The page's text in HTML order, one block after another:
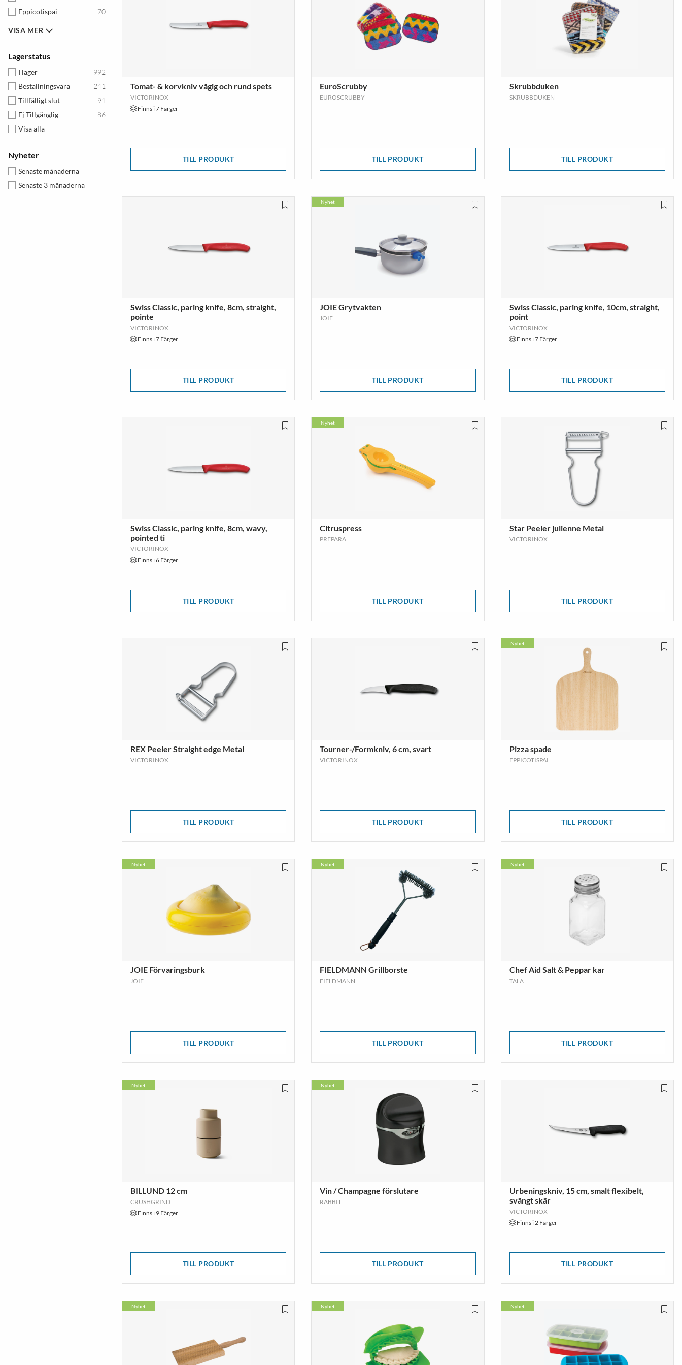
Eppicotispai
70
JOIE
IGENIETTI
38
ADE
35
BARISTA
24
Chef'sChoice
24
LAMART
OLIPAC
ECOLunchbox
Excalibur
VISA MER
Lagerstatus
I lager
992
Beställningsvara
241
Tillfälligt slut
91
Ej Tillgänglig
86
Visa alla
Nyheter
Senaste månaderna
Senaste 3 månaderna
Tomat- & korvkniv vågig och rund spets
VICTORINOX
Finns i 7 Färger
TILL PRODUKT
EuroScrubby
EUROSCRUBBY
TILL PRODUKT
Skrubbduken
SKRUBBDUKEN
TILL PRODUKT
Swiss Classic, paring knife, 8cm, straight,
pointe
VICTORINOX
Finns i 7 Färger
TILL PRODUKT
Nyhet
JOIE Grytvakten
JOIE
TILL PRODUKT
Swiss Classic, paring knife, 10cm, straight,
point
VICTORINOX
Finns i 7 Färger
TILL PRODUKT
Swiss Classic, paring knife, 8cm, wavy,
pointed ti
VICTORINOX
Finns i 6 Färger
TILL PRODUKT
Nyhet
Citruspress
PREPARA
TILL PRODUKT
Star Peeler julienne Metal
VICTORINOX
TILL PRODUKT
REX Peeler Straight edge Metal
VICTORINOX
TILL PRODUKT
Tourner-/Formkniv, 6 cm, svart
VICTORINOX
TILL PRODUKT
Nyhet
Pizza spade
EPPICOTISPAI
TILL PRODUKT
Nyhet
JOIE Förvaringsburk
JOIE
TILL PRODUKT
Nyhet
FIELDMANN Grillborste
FIELDMANN
TILL PRODUKT
Nyhet
Chef Aid Salt & Peppar kar
TALA
TILL PRODUKT
Nyhet
BILLUND 12 cm
CRUSHGRIND
Finns i 9 Färger
TILL PRODUKT
Nyhet
Vin / Champagne förslutare
RABBIT
TILL PRODUKT
Urbeningskniv, 15 cm, smalt flexibelt,
svängt skär
VICTORINOX
Finns i 2 Färger
TILL PRODUKT
Nyhet Nyhet Nyhet